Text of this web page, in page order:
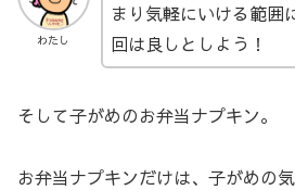
わたし
まり気軽にいける範囲
回は良しとしよう！
そして子がめのお弁当ナプキン。
お弁当ナプキンだけは、子がめの